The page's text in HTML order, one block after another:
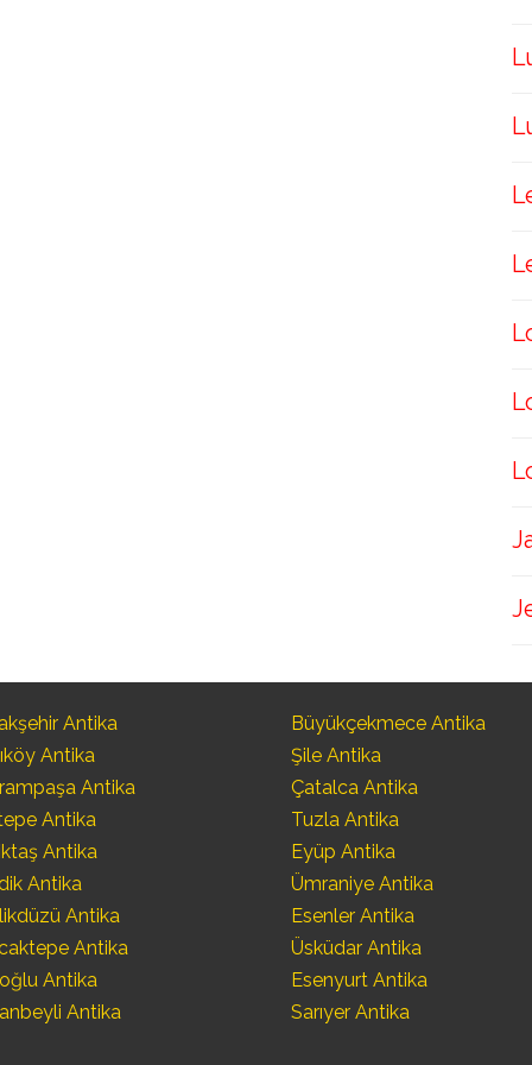
Antika
Antika
Antika
Antika
Antika
Antika
Antika
Antika
Antika
Antika
Büyükçekmece Antika
Şile Antika
Çatalca Antika
Tuzla Antika
Eyüp Antika
Ümraniye Antika
Esenler Antika
Üsküdar Antika
Esenyurt Antika
Sarıyer Antika